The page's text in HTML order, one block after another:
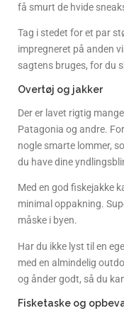
få smurt de hvide
Tag i stedet for et par
impregneret på anden
sagtens bruges, for du
Overtøj og jakker
Der er lavet rigtig
Patagonia og andre.
nogle smarte lommer,
du have dine
Med en god fiskejakke
minimal oppakning.
måske i byen.
Har du ikke lyst til en
med en almindelig
og ånder godt, så du
Fisketaske og